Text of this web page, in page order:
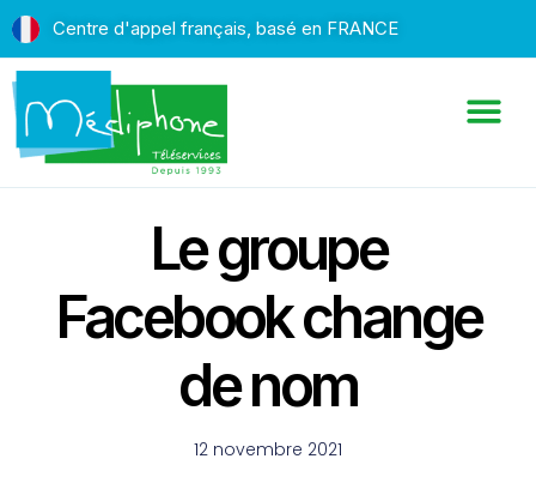
Centre d'appel français, basé en FRANCE
Le groupe
Facebook change
de nom
12 novembre 2021